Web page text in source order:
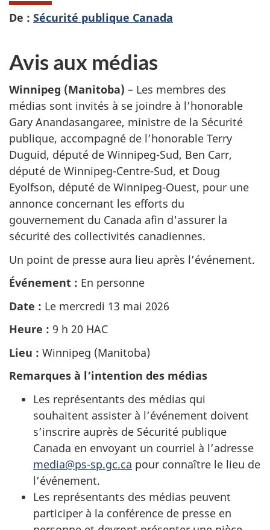
De : Sécurité publique Canada
Avis aux médias
Winnipeg (Manitoba) – Les membres des
médias sont invités à se joindre à l’honorable
Gary Anandasangaree, ministre de la Sécurité
publique, accompagné de l’honorable Terry
Duguid, député de Winnipeg-Sud, Ben Carr,
député de Winnipeg-Centre-Sud, et Doug
Eyolfson, député de Winnipeg-Ouest, pour une
annonce concernant les efforts du
gouvernement du Canada afin d'assurer la
sécurité des collectivités canadiennes.
Un point de presse aura lieu après l’événement.
Événement : En personne
Date : Le mercredi 13 mai 2026
Heure : 9 h 20 HAC
Lieu : Winnipeg (Manitoba)
Remarques à l’intention des médias
Les représentants des médias qui
souhaitent assister à l’événement doivent
s’inscrire auprès de Sécurité publique
Canada en envoyant un courriel à l’adresse
media@ps-sp.gc.ca pour connaître le lieu de
l’événement.
Les représentants des médias peuvent
participer à la conférence de presse en